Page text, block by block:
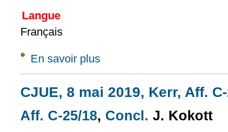
Langue
Français
En savoir plus
CJUE, 8 mai 2019, Kerr, Aff.
Aff. C-25/18 (le lien est externe)
, Concl. (le lien est
J. Kokott